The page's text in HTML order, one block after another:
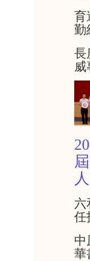
育
勤
長
威
六
任
中
華